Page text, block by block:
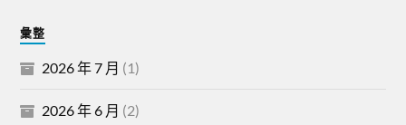
彙整
2026 年 7 月 (1)
2026 年 6 月 (2)